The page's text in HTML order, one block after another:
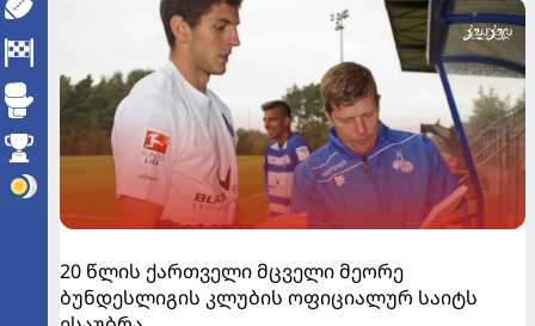
20 წლის ქართველი მცველი მეორე
ბუნდესლიგის კლუბის ოფიციალურ საიტს